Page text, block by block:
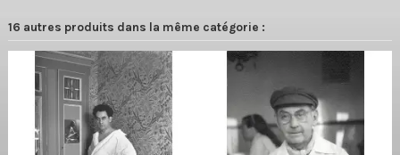
16 autres produits dans la même catégorie :